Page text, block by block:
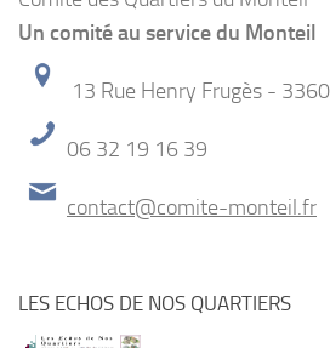
Un comité au service du Monteil
13 Rue Henry Frugès -
06 32 19 16 39
contact@comite-monteil.fr
LES ECHOS DE NOS QUARTIERS